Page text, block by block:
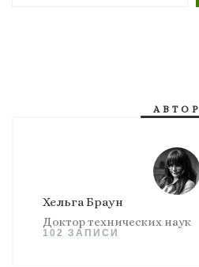
АВТОР
Хельга Браун
Доктор технических наук
102 ЗАПИСИ